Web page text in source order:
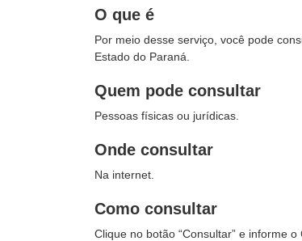
O que é
Por meio desse serviço, você pode
Estado do Paraná.
Quem pode consultar
Pessoas físicas ou jurídicas.
Onde consultar
Na internet.
Como consultar
Clique no botão “Consultar” e informe o